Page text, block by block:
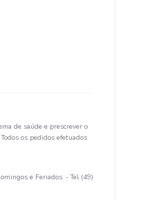
de saúde e prescrever o
os pedidos efetuados
e Feriados. - Tel (49)